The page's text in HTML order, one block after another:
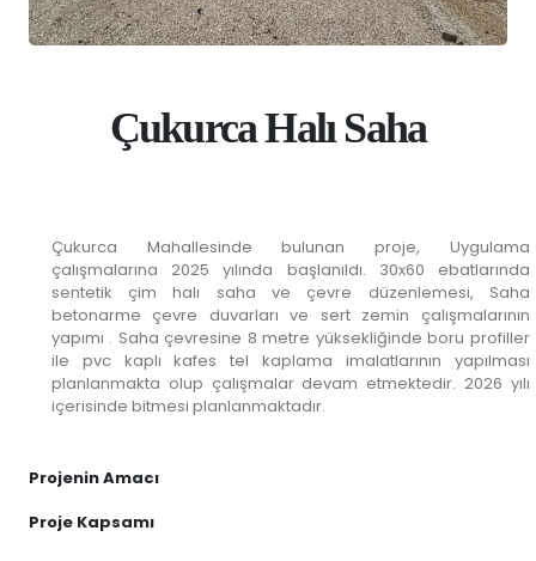
Çukurca Halı Saha
Çukurca Mahallesinde bulunan proje, Uygulama
çalışmalarına 2025 yılında başlanıldı. 30x60 ebatlarında
sentetik çim halı saha ve çevre düzenlemesi, Saha
betonarme çevre duvarları ve sert zemin çalışmalarının
yapımı . Saha çevresine 8 metre yüksekliğinde boru profiller
ile pvc kaplı kafes tel kaplama imalatlarının yapılması
planlanmakta olup çalışmalar devam etmektedir. 2026 yılı
içerisinde bitmesi planlanmaktadır.
Projenin Amacı
Proje Kapsamı